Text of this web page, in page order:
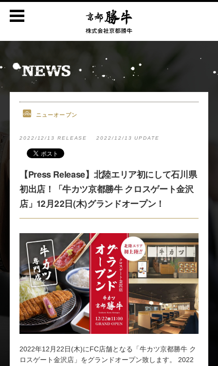
ニューオープン
2022/12/13 RELEASE 2022/12/13 UPDATE
【Press Release】北陸エリア初にして石川県
初出店！「牛カツ京都勝牛 クロスゲート金沢
店」12月22日(木)グランドオープン！
2022年12月22日(木)にFC店舗となる「牛カツ京都勝牛 ク
ロスゲート金沢店」をグランドオープン致します。 2022